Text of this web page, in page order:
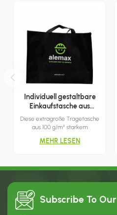
Individuell gestaltbare
Einkaufstasche aus
Polypropylen-Vliesstoff
Diese extragroße Tragetasche
aus 100 g/m² starkem
über Boden- und Seitenfalten
cm (B) x 41 cm (H) x 25 cm (T)
Transport größerer
Gegenstände. Individuelle
MEHR LESEN
Subscribe To Our